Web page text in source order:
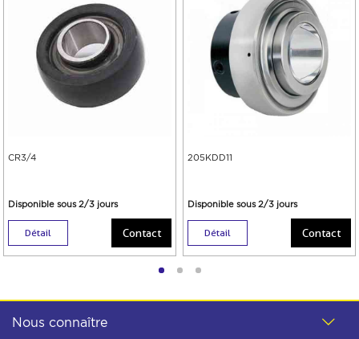
CR3/4
Disponible sous 2/3 jours
Détail Contact
205KDD11
Disponible sous 2/3 jours
Détail Contact
Nous connaître